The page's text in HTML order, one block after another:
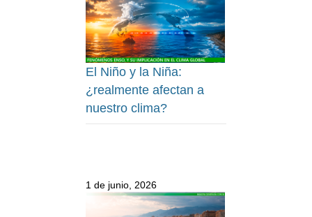
El Niño y la Niña:
¿realmente afectan a
nuestro clima?
1 de junio, 2026